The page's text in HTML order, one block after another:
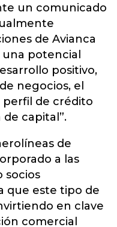
un comunicado
de Avianca
potencial
positivo,
negocios, el
de crédito
capital”.
de
a las
socios
que este tipo de
en clave
comercial